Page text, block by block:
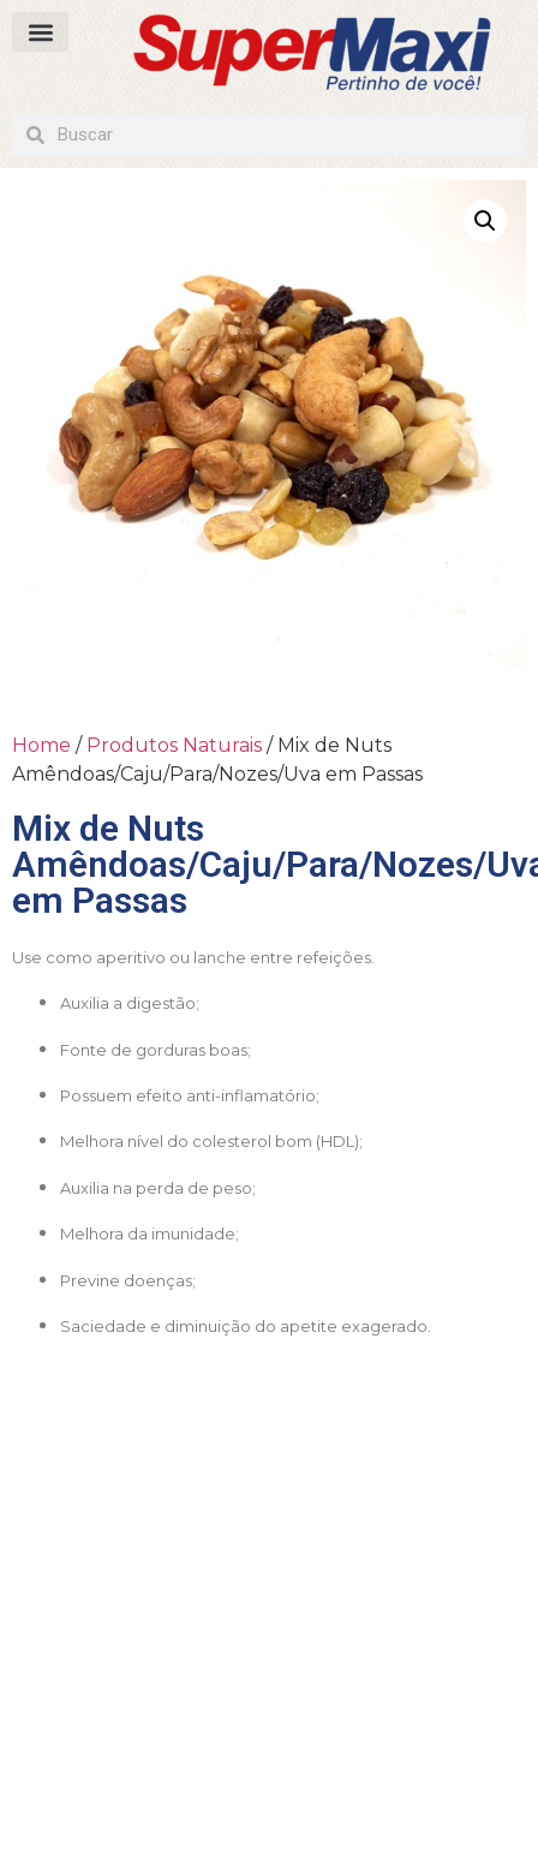
Home / Produtos Naturais / Mix de Nuts
Amêndoas/Caju/Para/Nozes/Uva em Passas
Mix de Nuts
Amêndoas/Caju/Para/Nozes/
em Passas
Use como aperitivo ou lanche entre refeições.
Auxilia a digestão;
Fonte de gorduras boas;
Possuem efeito anti-inflamatório;
Melhora nível do colesterol bom (HDL);
Auxilia na perda de peso;
Melhora da imunidade;
Previne doenças;
Saciedade e diminuição do apetite exagerado.